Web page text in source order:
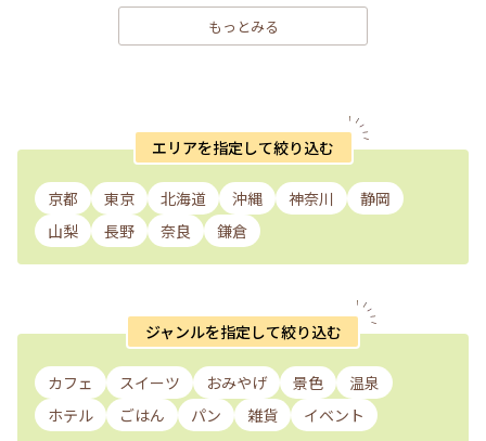
もっとみる
エリアを指定して絞り込む
京都 東京 北海道 沖縄 神奈川
静岡
山梨
長野 奈良 鎌倉
ジャンルを指定して絞り込む
カフェ スイーツ おみやげ 景色
温泉
ホテル
ごはん パン 雑貨 イベント